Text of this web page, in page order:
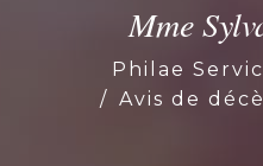
dans les meilleurs délais.
Demander un devis
Mme
Philae
Avis de